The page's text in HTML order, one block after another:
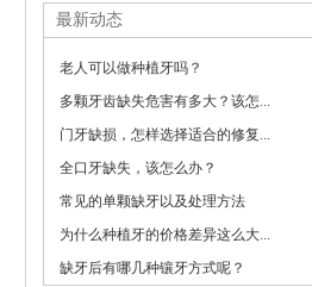
最新动态
老人可以做种植牙吗？
多颗牙齿缺失危害有多大？该怎...
门牙缺损，怎样选择适合的修复...
全口牙缺失，该怎么办？
常见的单颗缺牙以及处理方法
为什么种植牙的价格差异这么大...
缺牙后有哪几种镶牙方式呢？